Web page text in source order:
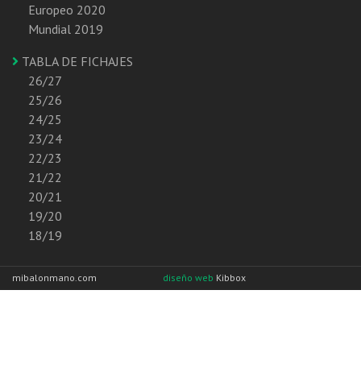
Europeo 2020
Mundial 2019
TABLA DE FICHAJES
26/27
25/26
24/25
23/24
22/23
21/22
20/21
19/20
18/19
mibalonmano.com diseño web Kibbox